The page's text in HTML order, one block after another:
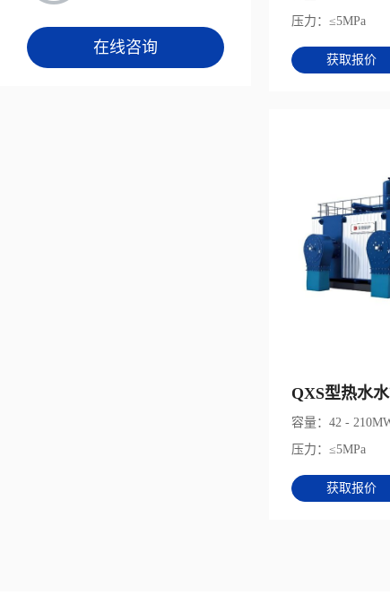
在线咨询
压力：≤5MPa
获取报价
QXS型热水
容量：42 -
压力：≤5MPa
获取报价